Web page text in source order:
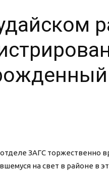
ЗАГС торжественно
на свет в районе в